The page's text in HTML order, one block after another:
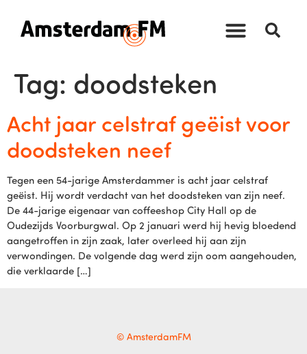
Tag: doodsteken
Acht jaar celstraf geëist voor
doodsteken neef
Tegen een 54-jarige Amsterdammer is acht jaar celstraf
geëist. Hij wordt verdacht van het doodsteken van zijn neef.
De 44-jarige eigenaar van coffeeshop City Hall op de
Oudezijds Voorburgwal. Op 2 januari werd hij hevig bloedend
aangetroffen in zijn zaak, later overleed hij aan zijn
verwondingen. De volgende dag werd zijn oom aangehouden,
die verklaarde […]
© AmsterdamFM